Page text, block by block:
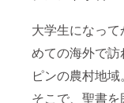
大学生になって
めての海外で訪
ピンの農村地域。
そこで、聖書を